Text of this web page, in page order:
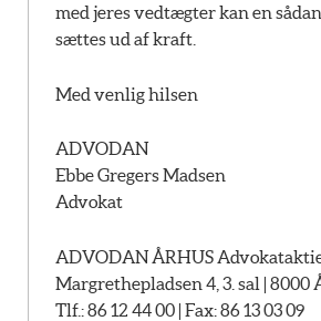
med jeres vedtægter kan en
sættes ud af kraft.
Med venlig hilsen
ADVODAN
Ebbe Gregers Madsen
Advokat
ADVODAN ÅRHUS
Margrethepladsen 4, 3. sal | 8000
Tlf.: 86 12 44 00 | Fax: 86 13 03 09